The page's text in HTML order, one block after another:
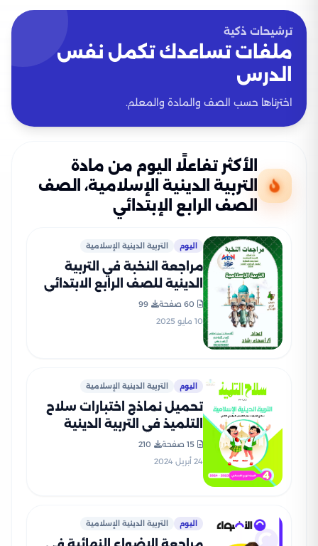
ترشيحات ذكية
ملفات تساعدك تكمل نفس
الدرس
اخترناها حسب الصف والمادة والمعلم.
الأكثر تفاعلًا اليوم من مادة
التربية الدينية الإسلامية، الصف
الصف الرابع الإبتدائي
اليوم التربية الدينية الإسلامية
مراجعة النخبة في التربية
الدينية للصف الرابع الابتدائي
الترم الثاني بالاجابات PDF
60 صفحة
99
10 مايو 2025
اليوم التربية الدينية الإسلامية
تحميل نماذج اختبارات سلاح
التلميذ في التربية الدينية
الاسلامية للصف الرابع
الابتدائي مع إجاباتها
15 صفحة
210
24 أبريل 2024
اليوم التربية الدينية الإسلامية